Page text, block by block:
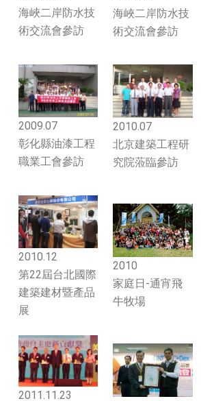
海峽二岸防水技
術交流會參訪
海峽二岸防水技
術交流會參訪
2009.07
彰化縣油漆工程
職業工會參訪
2010.07
北京建築工程研
究院蒞臨參訪
2010.12
第22屆台北國際
建築建材暨產品
展
2010
家庭日-通宵飛
牛牧場
2011.11.23